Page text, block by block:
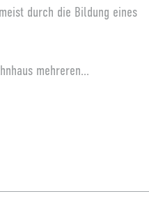
durch die Bildung eines
mehreren...